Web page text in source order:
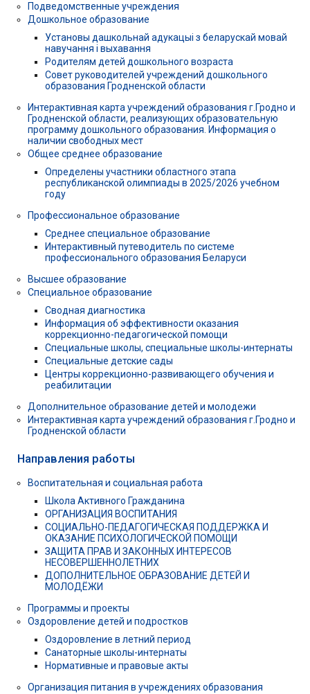
Подведомственные учреждения
Дошкольное образование
Установы дашкольнай адукацыі з беларускай мовай
навучання і выхавання
Родителям детей дошкольного возраста
Совет руководителей учреждений дошкольного
образования Гродненской области
Интерактивная карта учреждений образования г.Гродно и
Гродненской области, реализующих образовательную
программу дошкольного образования. Информация о
наличии свободных мест
Общее среднее образование
Определены участники областного этапа
республиканской олимпиады в 2025/2026 учебном
году
Профессиональное образование
Среднее специальное образование
Интерактивный путеводитель по системе
профессионального образования Беларуси
Высшее образование
Специальное образование
Сводная диагностика
Информация об эффективности оказания
коррекционно-педагогической помощи
Специальные школы, специальные школы-интернаты
Специальные детские сады
Центры коррекционно-развивающего обучения и
реабилитации
Дополнительное образование детей и молодежи
Интерактивная карта учреждений образования г.Гродно и
Гродненской области
Направления работы
Воспитательная и социальная работа
Школа Активного Гражданина
ОРГАНИЗАЦИЯ ВОСПИТАНИЯ
СОЦИАЛЬНО-ПЕДАГОГИЧЕСКАЯ ПОДДЕРЖКА И
ОКАЗАНИЕ ПСИХОЛОГИЧЕСКОЙ ПОМОЩИ
ЗАЩИТА ПРАВ И ЗАКОННЫХ ИНТЕРЕСОВ
НЕСОВЕРШЕННОЛЕТНИХ
ДОПОЛНИТЕЛЬНОЕ ОБРАЗОВАНИЕ ДЕТЕЙ И
МОЛОДЁЖИ
Программы и проекты
Оздоровление детей и подростков
Оздоровление в летний период
Санаторные школы-интернаты
Нормативные и правовые акты
Организация питания в учреждениях образования